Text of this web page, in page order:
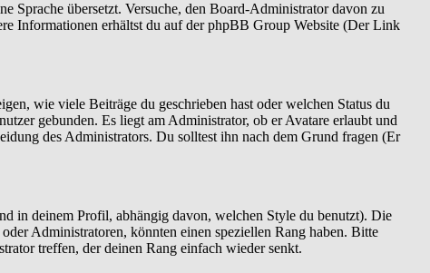
Sprache übersetzt. Versuche, den Board-Administrator davon zu
Informationen erhältst du auf der phpBB Group Website (Der Link
wie viele Beiträge du geschrieben hast oder welchen Status du
gebunden. Es liegt am Administrator, ob er Avatare erlaubt und
des Administrators. Du solltest ihn nach dem Grund fragen (Er
in deinem Profil, abhängig davon, welchen Style du benutzt). Die
Administratoren, könnten einen speziellen Rang haben. Bitte
treffen, der deinen Rang einfach wieder senkt.